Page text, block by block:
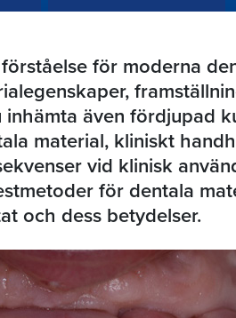
för moderna
även fördjupad
material, kliniskt
vid klinisk
för dentala
och dess betydelser.